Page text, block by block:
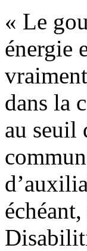
« Le
énergie
dans la
au seuil